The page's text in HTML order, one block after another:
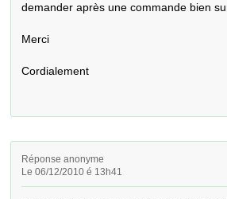
demander après une commande bien
Merci
Cordialement
Réponse anonyme
Le 06/12/2010 é 13h41